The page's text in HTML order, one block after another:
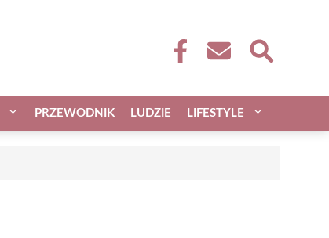
PRZEWODNIK LUDZIE LIFESTYLE